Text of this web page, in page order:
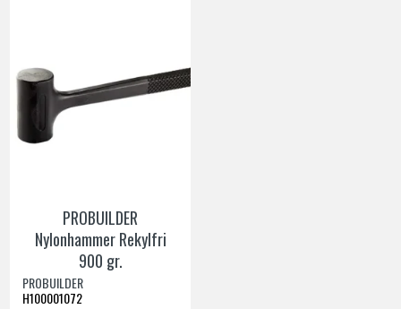
PROBUILDER
Nylonhammer Rekylfri
900 gr.
PROBUILDER
H100001072